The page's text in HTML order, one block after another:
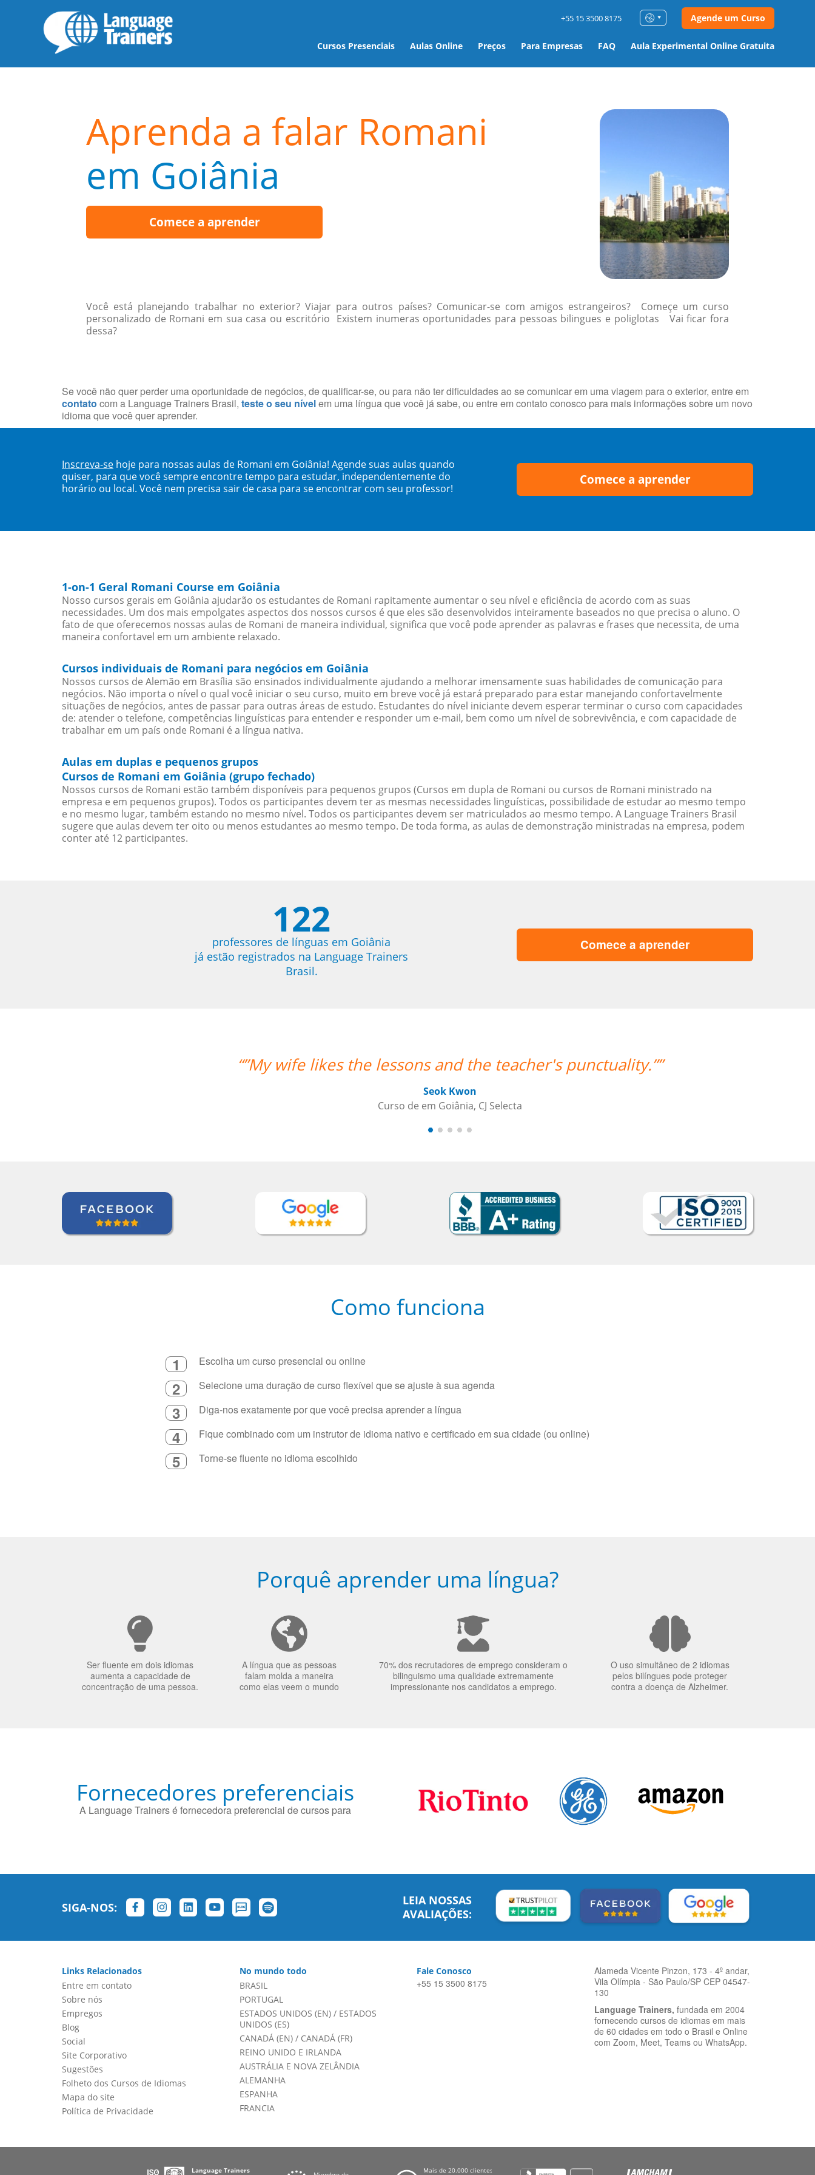
Cursos Presenciais Aulas Online Preços Para Empresas FAQ Aula Experimental Online Gratuita
+55 15 3500 8175 Agende um Curso
Aprenda a falar Romani
em Goiânia
Comece a aprender
Você está planejando trabalhar no exterior? Viajar para outros países? Comunicar-se com amigos estrangeiros? Começe um curso
personalizado de Romani em sua casa ou escritório Existem inumeras oportunidades para pessoas bilingues e poliglotas Vai ficar fora
dessa?
Se você não quer perder uma oportunidade de negócios, de qualificar-se, ou para não ter dificuldades ao se comunicar em uma viagem para o exterior, entre em
contato com a Language Trainers Brasil, teste o seu nívelem uma língua que você já sabe, ou entre em contato conosco para mais informações sobre um novo
idioma que você quer aprender.
Inscreva-se hoje para nossas aulas de Romani em Goiânia! Agende suas aulas quando
quiser, para que você sempre encontre tempo para estudar, independentemente do
horário ou local. Você nem precisa sair de casa para se encontrar com seu professor!
Comece a aprender
1-on-1 Geral Romani Course em Goiânia
Nosso cursos gerais em Goiânia ajudarão os estudantes de Romani rapitamente aumentar o seu nível e eficiência de acordo com as suas
necessidades. Um dos mais empolgates aspectos dos nossos cursos é que eles são desenvolvidos inteiramente baseados no que precisa o aluno. O
fato de que oferecemos nossas aulas de Romani de maneira individual, significa que você pode aprender as palavras e frases que necessita, de uma
maneira confortavel em um ambiente relaxado.
Cursos individuais de Romani para negócios em Goiânia
Nossos cursos de Alemão em Brasília são ensinados individualmente ajudando a melhorar imensamente suas habilidades de comunicação para
negócios. Não importa o nível o qual você iniciar o seu curso, muito em breve você já estará preparado para estar manejando confortavelmente
situações de negócios, antes de passar para outras áreas de estudo. Estudantes do nível iniciante devem esperar terminar o curso com capacidades
de: atender o telefone, competências linguísticas para entender e responder um e-mail, bem como um nível de sobrevivência, e com capacidade de
trabalhar em um país onde Romani é a língua nativa.
Aulas em duplas e pequenos grupos
Cursos de Romani em Goiânia (grupo fechado)
Nossos cursos de Romani estão também disponíveis para pequenos grupos (Cursos em dupla de Romani ou cursos de Romani ministrado na
empresa e em pequenos grupos). Todos os participantes devem ter as mesmas necessidades linguísticas, possibilidade de estudar ao mesmo tempo
e no mesmo lugar, também estando no mesmo nível. Todos os participantes devem ser matriculados ao mesmo tempo. A Language Trainers Brasil
sugere que aulas devem ter oito ou menos estudantes ao mesmo tempo. De toda forma, as aulas de demonstração ministradas na empresa, podem
conter até 12 participantes.
122
professores de línguas em Goiânia
já estão registrados na Language Trainers
Brasil.
Comece a aprender
“”My wife likes the lessons and the teacher's punctuality.”” “”Lila está absolutamente
também para a seleção de
Como funciona
1 Escolha um curso presencial ou online
2 Selecione uma duração de curso flexível que se ajuste à sua agenda
3 Diga-nos exatamente por que você precisa aprender a língua
4 Fique combinado com um instrutor de idioma nativo e certificado em sua cidade (ou online)
5 Torne-se fluente no idioma escolhido
Porquê aprender uma língua?
Ser fluente em dois idiomas
aumenta a capacidade de
concentração de uma pessoa.
A língua que as pessoas
falam molda a maneira
como elas veem o mundo
70% dos recrutadores de emprego consideram o
bilinguismo uma qualidade extremamente
impressionante nos candidatos a emprego.
O uso simultâneo de 2 idiomas
pelos bilíngues pode proteger
contra a doença de Alzheimer.
Fornecedores preferenciais
A Language Trainers é fornecedora preferencial de cursos para
SIGA-NOS:
LEIA NOSSAS
AVALIAÇÕES:
Links Relacionados
Entre em contato
Sobre nós
Empregos
Blog
Social
Site Corporativo
Sugestões
Folheto dos Cursos de Idiomas
Mapa do site
Política de Privacidade
No mundo todo
BRASIL
PORTUGAL
ESTADOS UNIDOS (EN)/ ESTADOS
UNIDOS (ES)
CANADÁ (EN)/ CANADÁ (FR)
REINO UNIDO E IRLANDA
AUSTRÁLIA E NOVA ZELÂNDIA
ALEMANHA
ESPANHA
FRANCIA
Fale Conosco
+55 15 3500 8175
Alameda Vicente Pinzon, 173 - 4º andar,
Vila Olímpia - São Paulo/SP CEP 04547-
130
Language Trainers, fundada em 2004
fornecendo cursos de idiomas em mais
de 60 cidades em todo o Brasil e Online
com Zoom, Meet, Teams ou WhatsApp.